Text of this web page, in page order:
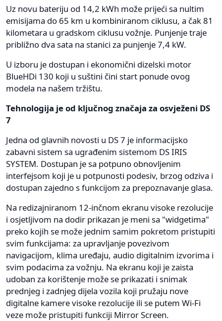
Uz novu bateriju od 14,2 kWh može prijeći sa nultim
emisijama do 65 km u kombiniranom ciklusu, a čak 81
kilometara u gradskom ciklusu vožnje. Punjenje traje
približno dva sata na stanici za punjenje 7,4 kW.
U izboru je dostupan i ekonomični dizelski motor
BlueHDi 130 koji u suštini čini start ponude ovog
modela na našem tržištu.
Tehnologija je od ključnog značaja za osvježeni DS
7
Jedna od glavnih novosti u DS 7 je informacijsko
zabavni sistem sa ugrađenim sistemom DS IRIS
SYSTEM. Dostupan je sa potpuno obnovljenim
interfejsom koji je u potpunosti podesiv, brzog odziva i
dostupan zajedno s funkcijom za prepoznavanje glasa.
Na redizajniranom 12-inčnom ekranu visoke rezolucije
i osjetljivom na dodir prikazan je meni sa "widgetima"
preko kojih se može jednim samim pokretom pristupiti
svim funkcijama: za upravljanje povezivom
navigacijom, klima uređaju, audio digitalnim izvorima i
svim podacima za vožnju. Na ekranu koji je zaista
udoban za korištenje može se prikazati i snimak
prednjeg i zadnjeg dijela vozila koji pružaju nove
digitalne kamere visoke rezolucije ili se putem Wi-Fi
veze može pristupiti funkciji Mirror Screen.